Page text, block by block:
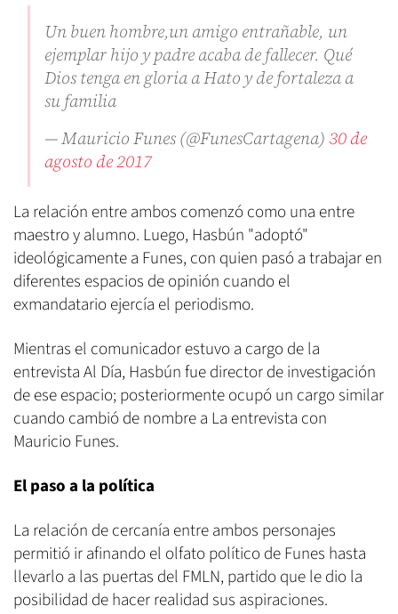
Un buen hombre,un amigo entrañable, un
ejemplar hijo y padre acaba de fallecer. Qué
Dios tenga en gloria a Hato y de fortaleza a
su familia
— Mauricio Funes (@FunesCartagena) 30 de
agosto de 2017
La relación entre ambos comenzó como una entre
maestro y alumno. Luego, Hasbún "adoptó"
ideológicamente a Funes, con quien pasó a trabajar en
diferentes espacios de opinión cuando el
exmandatario ejercía el periodismo.
Mientras el comunicador estuvo a cargo de la
entrevista Al Día, Hasbún fue director de investigación
de ese espacio; posteriormente ocupó un cargo similar
cuando cambió de nombre a La entrevista con
Mauricio Funes.
El paso a la política
La relación de cercanía entre ambos personajes
permitió ir afinando el olfato político de Funes hasta
llevarlo a las puertas del FMLN, partido que le dio la
posibilidad de hacer realidad sus aspiraciones.